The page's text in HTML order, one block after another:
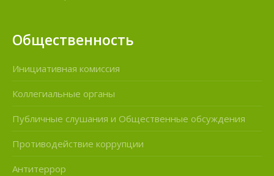
Общественность
Инициативная комиссия
Коллегиальные органы
Публичные слушания и Общественные обсуждения
Противодействие коррупции
Антитеррор